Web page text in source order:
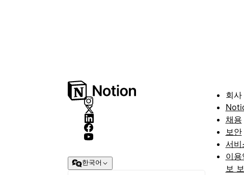
한국어
회사
채용
보안
서비
이
보